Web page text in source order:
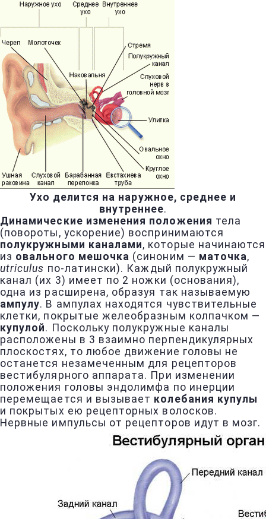
Ухо делится на наружное, среднее и
внутреннее.
Динамические изменения положения тела
(повороты, ускорение) воспринимаются
полукружными каналами, которые начинаются
из овального мешочка (синоним — маточка,
utriculus по-латински). Каждый полукружный
канал (их 3) имеет по 2 ножки (основания),
одна из расширена, образуя так называемую
ампулу. В ампулах находятся чувствительные
клетки, покрытые желеобразным колпачком —
купулой. Поскольку полукружные каналы
расположены в 3 взаимно перпендикулярных
плоскостях, то любое движение головы не
останется незамеченным для рецепторов
вестибулярного аппарата. При изменении
положения головы эндолимфа по инерции
перемещается и вызывает колебания купулы
и покрытых ею рецепторных волосков.
Нервные импульсы от рецепторов идут в мозг.